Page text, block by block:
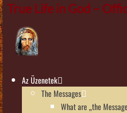
True Life in God –
Az Üzenetek
The Messages
What are „the